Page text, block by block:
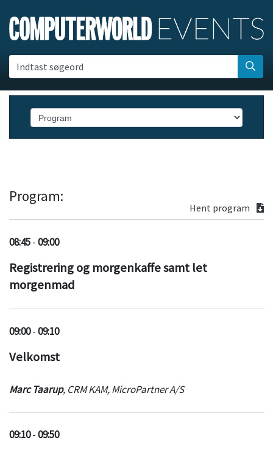
Indtast søgeord
Program:
Hent program
08:45-09:00
Registrering og morgenkaffe samt let
morgenmad
09:00-09:10
Velkomst
Marc Taarup, CRM KAM,MicroPartner A/S
09:10-09:50